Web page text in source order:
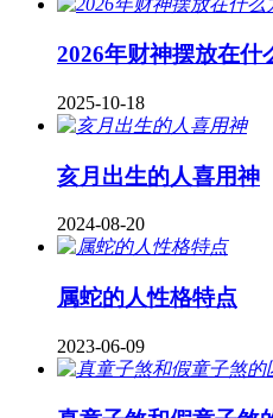
2026年财神摆放在什
2025-10-18
亥月出生的人喜用神
2024-08-20
属蛇的人性格特点
2023-06-09